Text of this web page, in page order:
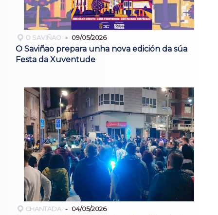
O SAVIÑAO 09/05/2026
O Saviñao prepara unha nova edición da súa
Festa da Xuventude
CHANTADA 04/05/2026